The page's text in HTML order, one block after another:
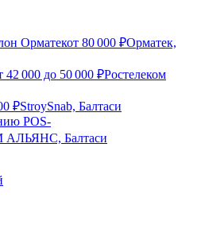
Орматекот 80 000 ₽Орматек,
42 000 до 50 000 ₽Ростелеком
₽StroySnab, Балтаси
POS-
Балтаси